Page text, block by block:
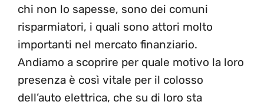
chi non lo sapesse, sono dei comuni
risparmiatori, i quali sono attori molto
importanti nel mercato finanziario.
Andiamo a scoprire per quale motivo la loro
presenza è così vitale per il colosso
dell’auto elettrica, che su di loro sta